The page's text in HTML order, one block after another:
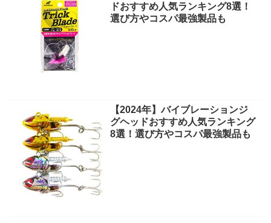
ドおすすめ人気ランキング8選！
選び方やコスパ最強製品も
【2024年】バイブレーションジ
グヘッドおすすめ人気ランキング
8選！選び方やコスパ最強製品も